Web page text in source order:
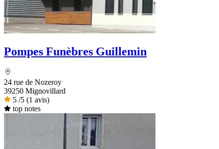
Pompes Funèbres Guillemin
24 rue de Nozeroy
39250 Mignovillard
5 /5 (1 avis)
top notes